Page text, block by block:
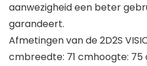
aanwezigheid een beter
garandeert.
Afmetingen van de 2D2S
cmbreedte: 71 cmhoogte: